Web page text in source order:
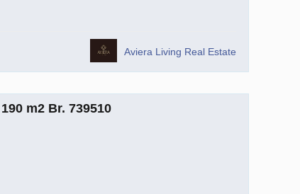
Aviera Living Real Estate
m2 Br. 739510